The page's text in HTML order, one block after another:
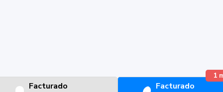
Facturado
Facturado
1